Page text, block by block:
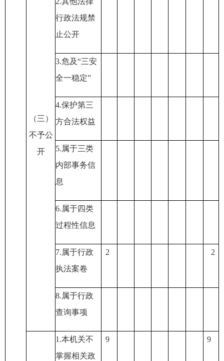
（三）
不予公
开
行政法规禁
止公开
3.危及“三安
全一稳定”
4.保护第三
方合法权益
5.属于三类
内部事务信
息
6.属于四类
过程性信息
7.属于行政
执法案卷
2 2
8.属于行政
查询事项
1.本机关不
掌握相关政
9 9